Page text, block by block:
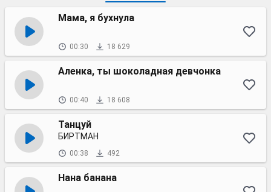
Мама, я бухнула
00:30 18 629
Аленка, ты шоколадная девчонка
00:40 18 608
Танцуй
БИРТМАН
00:38 492
Нана банана